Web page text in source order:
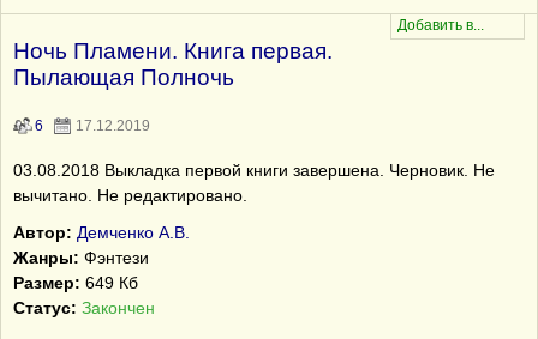
Ночь Пламени. Книга первая.
Пылающая Полночь
6 17.12.2019
03.08.2018 Выкладка первой книги завершена. Черновик. Не
вычитано. Не редактировано.
Автор: Демченко А.В.
Жанры: Фэнтези
Размер: 649 Кб
Статус: Закончен